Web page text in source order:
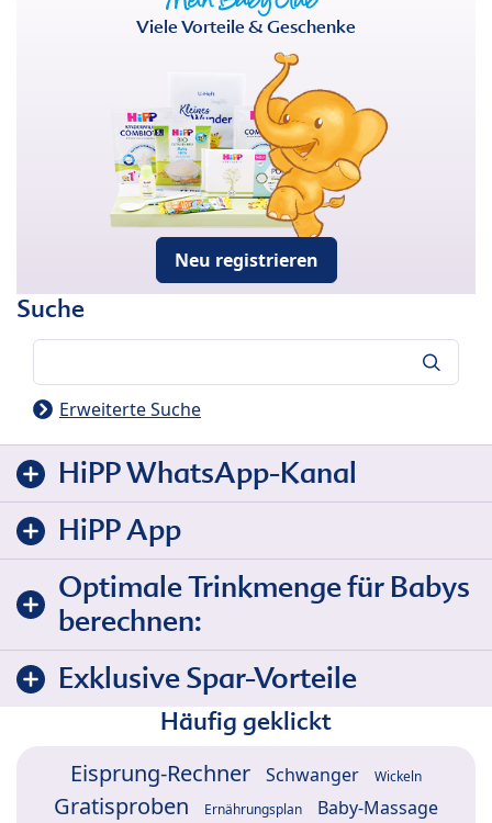
Viele Vorteile & Geschenke
Neu registrieren
Suche
Erweiterte Suche
HiPP WhatsApp-Kanal
HiPP App
Optimale Trinkmenge für Babys
berechnen:
Exklusive Spar-Vorteile
Häufig geklickt
Eisprung-Rechner Schwanger Wickeln
Gratisproben Ernährungsplan Baby-Massage